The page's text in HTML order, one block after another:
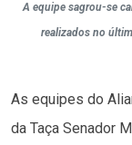
A equipe sagrou-se
realizados no
As equipes do
da Taça Senador